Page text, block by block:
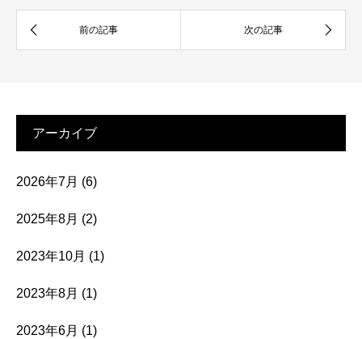
アーカイブ
2026年7月 (6)
2025年8月 (2)
2023年10月 (1)
2023年8月 (1)
2023年6月 (1)